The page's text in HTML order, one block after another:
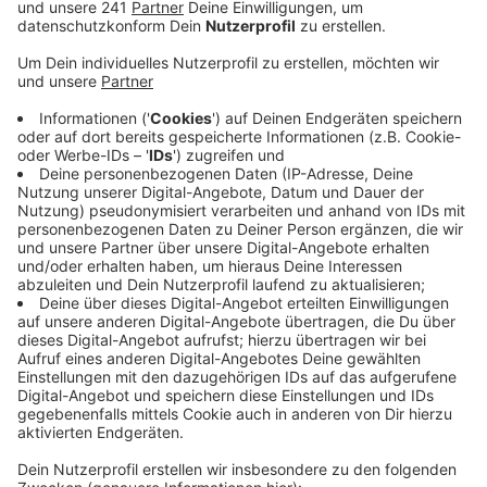
Anzeige
Vor allem im Oberbergischen bleibt die Lage extrem
angespannt. Die Zahl der Menschen in angeordneter
Quarantäne ist hier auf rund 4.000 gestiegen. Das sind
noch einmal 300 mehr als am Mittwoch. Noch immer
kann der Kreis wegen technischer Probleme nicht
sagen, welche Kommunen besonders betroffen sind.
Die Sieben-Tage-Inzidenz ist vom Höchstwert am
Montag mit fast 200 etwas zurückgegangen, auf jetzt
178. Im Rheinisch-Bergischen ist der Wert auf 132
gestiegen. Hier gibt es zurzeit auffällig viele Fälle in